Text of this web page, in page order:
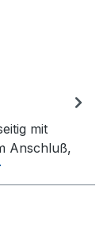
mit
Anschluß,